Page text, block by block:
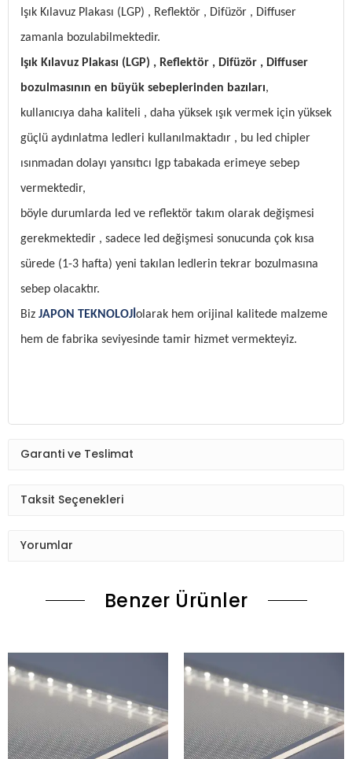
Işık Kılavuz Plakası (LGP) , Reflektör , Difüzör , Diffuser
zamanla bozulabilmektedir.
Işık Kılavuz Plakası (LGP) , Reflektör , Difüzör , Diffuser
bozulmasının en büyük sebeplerinden bazıları,
kullanıcıya daha kaliteli , daha yüksek ışık vermek için yüksek
güçlü aydınlatma ledleri kullanılmaktadır , bu led chipler
ısınmadan dolayı yansıtıcı lgp tabakada erimeye sebep
vermektedir,
böyle durumlarda led ve reflektör takım olarak değişmesi
gerekmektedir , sadece led değişmesi sonucunda çok kısa
sürede (1-3 hafta) yeni takılan ledlerin tekrar bozulmasına
sebep olacaktır.
Biz JAPON TEKNOLOJİ olarak hem orijinal kalitede malzeme
hem de fabrika seviyesinde tamir hizmet vermekteyiz.
Garanti ve Teslimat
Taksit Seçenekleri
Yorumlar
Benzer Ürünler